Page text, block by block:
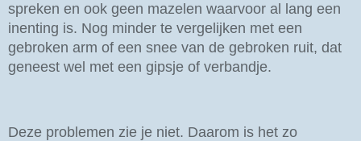
spreken en ook geen mazelen waarvoor al lang een
inenting is. Nog minder te vergelijken met een
gebroken arm of een snee van de gebroken ruit, dat
geneest wel met een gipsje of verbandje.
Deze problemen zie je niet. Daarom is het zo